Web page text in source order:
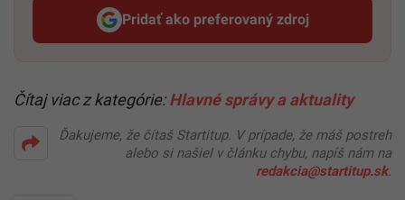
Pridať ako preferovaný zdroj
Startitup, odkaz sa otvorí v
Čítaj viac z kategórie:Hlavné správy a aktuality
Ďakujeme, že čítaš Startitup. V prípade, že máš postreh
alebo si našiel v článku chybu, napíš nám na
redakcia@startitup.sk.